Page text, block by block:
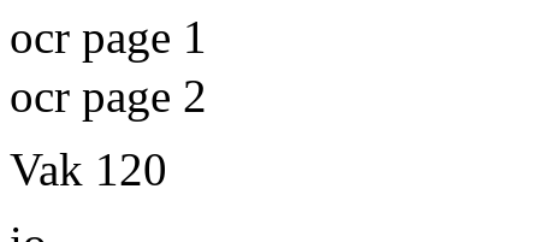
ocr page 1
ocr page 2
Vak 120